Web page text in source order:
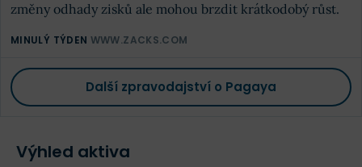
změny odhady zisků ale mohou brzdit krátkodobý růst.
MINULÝ TÝDEN WWW.ZACKS.COM
Další zpravodajství o Pagaya
Výhled aktiva